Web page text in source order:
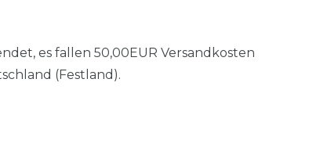
es fallen 50,00EUR Versandkosten
(Festland).